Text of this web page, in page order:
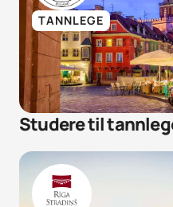
TANNLEGE
Studere til